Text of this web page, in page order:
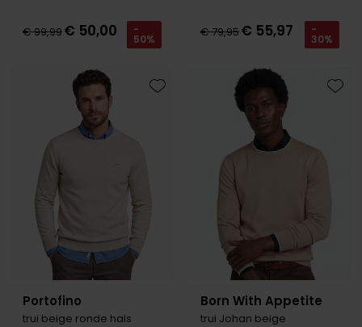
€ 99,99€ 50,00 -
50% € 79,95€ 55,97 -
30%
Portofino
trui beige ronde hals
Toevoegen aan favorieten
Born With Appetite
trui Johan beige